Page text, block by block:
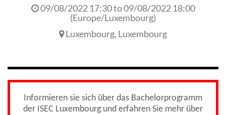
09/08/2022 17:30to09/08/2022 18:00
(Europe/Luxembourg)
Luxembourg, Luxembourg
Informieren sie sich über das Bachelorprogramm
der ISEC Luxembourg und erfahren Sie mehr über